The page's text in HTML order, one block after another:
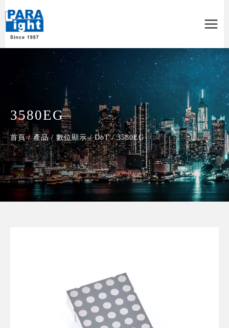
Menu
3580EG
首頁 / 產品 / 數位顯示 / DoT / 3580EG